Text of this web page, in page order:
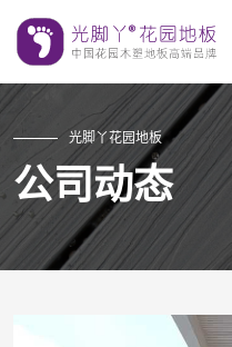
光脚丫花园地板
公司动态